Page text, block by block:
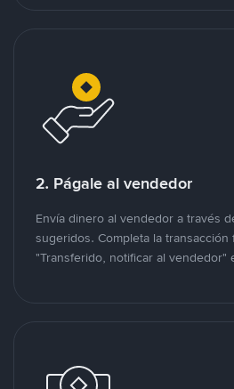
2. Págale al vendedor
Envía dinero al vendedor a través
sugeridos. Completa la transacción
"Transferido, notificar al vendedor"